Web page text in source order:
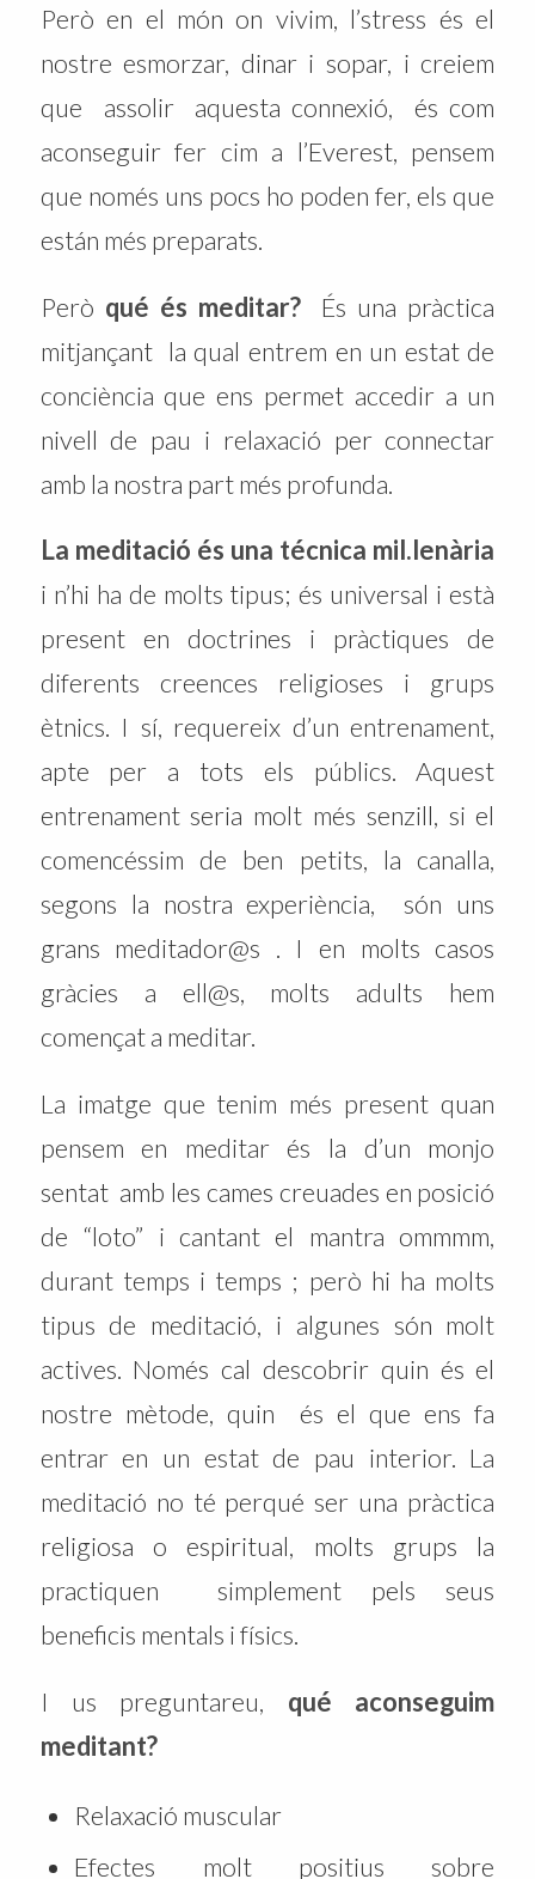
Però en el món on vivim, l’stress és el
nostre esmorzar, dinar i sopar, i creiem
que assolir aquesta connexió, és com
aconseguir fer cim a l’Everest, pensem
que només uns pocs ho poden fer, els que
están més preparats.
Però qué és meditar?És una pràctica
mitjançant la qual entrem en un estat de
conciència que ens permet accedir a un
nivell de pau i relaxació per connectar
amb la nostra part més profunda.
La meditació és una técnica mil.lenària
i n’hi ha de molts tipus; és universal i està
present en doctrines i pràctiques de
diferents creences religioses i grups
ètnics. I sí, requereix d’un entrenament,
apte per a tots els públics. Aquest
entrenament seria molt més senzill, si el
comencéssim de ben petits, la canalla,
segons la nostra experiència, són uns
grans meditador@s . I en molts casos
gràcies a ell@s, molts adults hem
començat a meditar.
La imatge que tenim més present quan
pensem en meditar és la d’un monjo
sentat amb les cames creuades en posició
de “loto” i cantant el mantra ommmm,
durant temps i temps ; però hi ha molts
tipus de meditació, i algunes són molt
actives. Només cal descobrir quin és el
nostre mètode, quin és el que ens fa
entrar en un estat de pau interior. La
meditació no té perqué ser una pràctica
religiosa o espiritual, molts grups la
practiquen simplement pels seus
beneficis mentals i físics.
I us preguntareu, qué aconseguim
meditant?
Relaxació muscular
Efectes molt positius sobre